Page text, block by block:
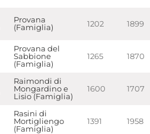
Provana
(Famiglia)
1202 1899
Provana del
Sabbione
(Famiglia)
1265 1870
Raimondi di
Mongardino e
Lisio (Famiglia)
1600 1707
Rasini di
Mortigliengo
(Famiglia)
1391 1958